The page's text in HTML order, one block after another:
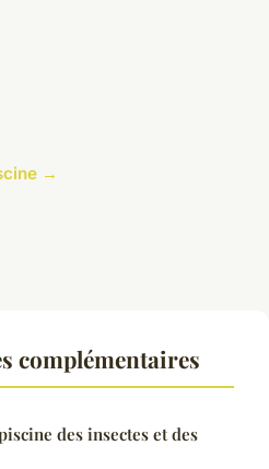
→
complémentaires
des insectes et des